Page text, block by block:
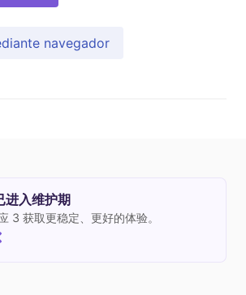
navegador
进入维护期
3 获取更稳定、更好的体验。